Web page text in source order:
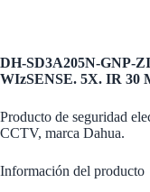
DH-SD3A205N-GNP-
WIzSENSE. 5X. IR 30
Producto de seguridad
CCTV, marca Dahua.
Información del producto